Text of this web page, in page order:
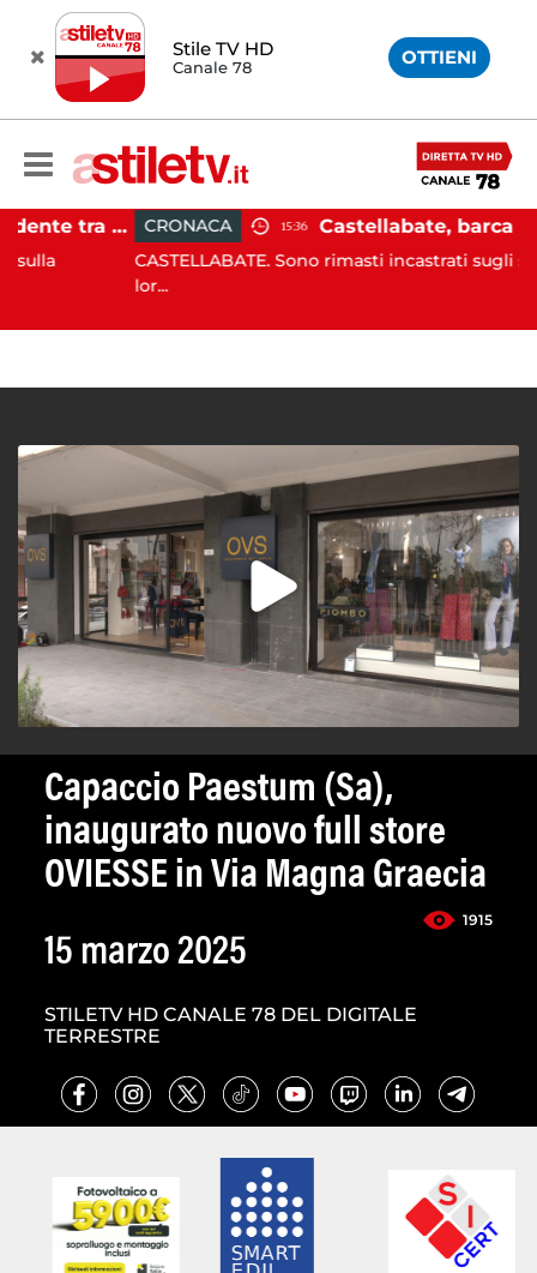
Stile TV HD
Canale 78 OTTIENI
Pontecagnano, incidente tra due auto: 4 feriti CRONACA 15:36
CASTELLABATE. Sono rimasti incastrati sugli scogli
Capaccio Paestum (Sa),
inaugurato nuovo full store
OVIESSE in Via Magna Graecia
1915
15 marzo 2025
STILETV HD CANALE 78 DEL DIGITALE
TERRESTRE